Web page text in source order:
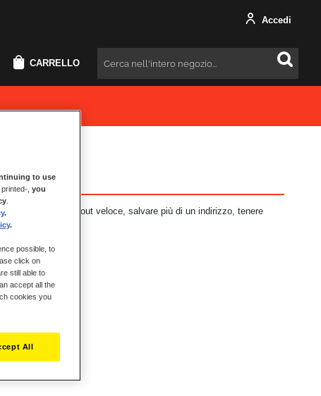
Accedi
CARRELLO Cercare
vantaggi: check-out veloce, salvare più di un indirizzo, tenere
to use
, you
.
.
possible, to
click on
still able to
accept all the
cookies you
All